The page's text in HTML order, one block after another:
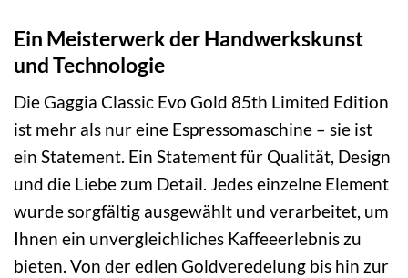
Ein Meisterwerk der Handwerkskunst
und Technologie
Die Gaggia Classic Evo Gold 85th Limited Edition
ist mehr als nur eine Espressomaschine – sie ist
ein Statement. Ein Statement für Qualität, Design
und die Liebe zum Detail. Jedes einzelne Element
wurde sorgfältig ausgewählt und verarbeitet, um
Ihnen ein unvergleichliches Kaffeeerlebnis zu
bieten. Von der edlen Goldveredelung bis hin zur